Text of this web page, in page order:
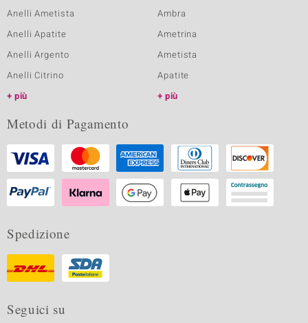
Anelli Ametista
Anelli Apatite
Anelli Argento
Anelli Citrino
più
Ambra
Ametrina
Ametista
Apatite
più
Metodi di Pagamento
Spedizione
Seguici su